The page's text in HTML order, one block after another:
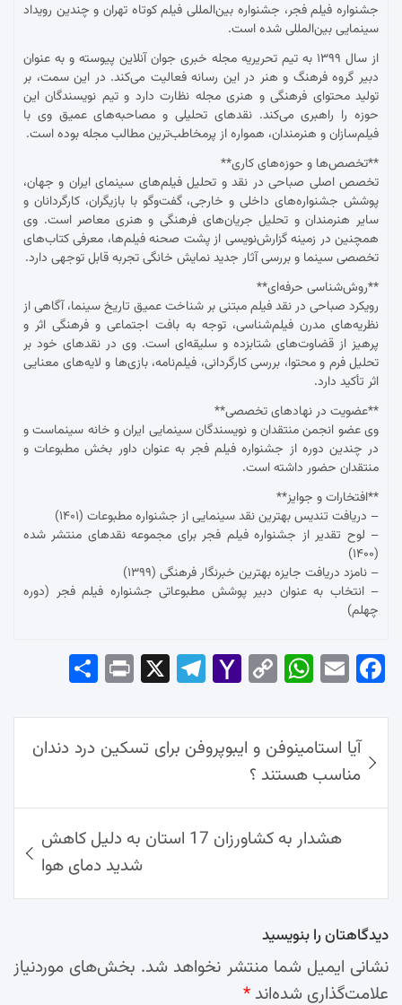
جشنواره فیلم فجر، جشنواره بین‌المللی فیلم کوتاه تهران و چندین رویداد
سینمایی بین‌المللی شده است.
از سال ۱۳۹۹ به تیم تحریریه مجله خبری جوان آنلاین پیوسته و به عنوان
دبیر گروه فرهنگ و هنر در این رسانه فعالیت می‌کند. در این سمت، بر
تولید محتوای فرهنگی و هنری مجله نظارت دارد و تیم نویسندگان این
حوزه را راهبری می‌کند. نقدهای تحلیلی و مصاحبه‌های عمیق وی با
فیلم‌سازان و هنرمندان، همواره از پرمخاطب‌ترین مطالب مجله بوده است.
**تخصص‌ها و حوزه‌های کاری**
تخصص اصلی صباحی در نقد و تحلیل فیلم‌های سینمای ایران و جهان،
پوشش جشنواره‌های داخلی و خارجی، گفت‌وگو با بازیگران، کارگردانان و
سایر هنرمندان و تحلیل جریان‌های فرهنگی و هنری معاصر است. وی
همچنین در زمینه گزارش‌نویسی از پشت صحنه فیلم‌ها، معرفی کتاب‌های
تخصصی سینما و بررسی آثار جدید نمایش خانگی تجربه قابل توجهی دارد.
**روش‌شناسی حرفه‌ای**
رویکرد صباحی در نقد فیلم مبتنی بر شناخت عمیق تاریخ سینما، آگاهی از
نظریه‌های مدرن فیلم‌شناسی، توجه به بافت اجتماعی و فرهنگی اثر و
پرهیز از قضاوت‌های شتابزده و سلیقه‌ای است. وی در نقدهای خود بر
تحلیل فرم و محتوا، بررسی کارگردانی، فیلم‌نامه، بازی‌ها و لایه‌های معنایی
اثر تأکید دارد.
**عضویت در نهادهای تخصصی**
وی عضو انجمن منتقدان و نویسندگان سینمایی ایران و خانه سینماست و
در چندین دوره از جشنواره فیلم فجر به عنوان داور بخش مطبوعات و
منتقدان حضور داشته است.
**افتخارات و جوایز**
– دریافت تندیس بهترین نقد سینمایی از جشنواره مطبوعات (۱۴۰۱)
– لوح تقدیر از جشنواره فیلم فجر برای مجموعه نقدهای منتشر شده
(۱۴۰۰)
– نامزد دریافت جایزه بهترین خبرنگار فرهنگی (۱۳۹۹)
– انتخاب به عنوان دبیر پوشش مطبوعاتی جشنواره فیلم فجر (دوره
چهلم)
Fac
ok
Em
Wh
Ap
p
Co
Lin
k
Yah
Mai
l
Tel
am
Pri
راهبری
نوشته‌ها
آیا استامینوفن و ایبوپروفن برای تسکین درد دندان
مناسب هستند ؟
هشدار به کشاورزان 17 استان به دلیل کاهش
شدید دمای هوا
دیدگاهتان را بنویسید
نشانی ایمیل شما منتشر نخواهد شد. بخش‌های موردنیاز
علامت‌گذاری شده‌اند *